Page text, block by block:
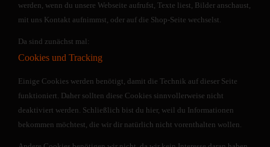
werden, wenn du unsere Webseite aufrufst, Texte liest, Bilder anschaust,
mit uns Kontakt aufnimmst, oder auf die Shop-Seite wechselst.
Da sind zunächst mal:
Cookies und Tracking
Einige Cookies werden benötigt, damit die Technik auf dieser Seite
funktioniert. Daher sollten diese Cookies sinnvollerweise nicht
deaktiviert werden. Schließlich bist du hier, weil du Informationen
bekommen möchtest, die wir dir natürlich nicht vorenthalten wollen.